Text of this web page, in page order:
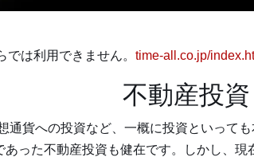
では利用できません。 time-all.co.jp/
不動産投資
通貨への投資など、一概に投資といって
あった不動産投資も健在です。しかし、